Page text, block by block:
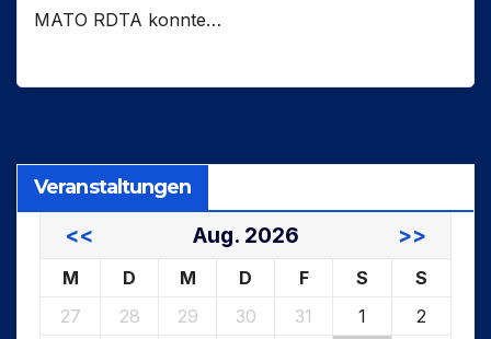
MATO RDTA konnte…
Veranstaltungen
<< Aug. 2026 >>
M D M D F S
S
27
28 29 30 31 1
2